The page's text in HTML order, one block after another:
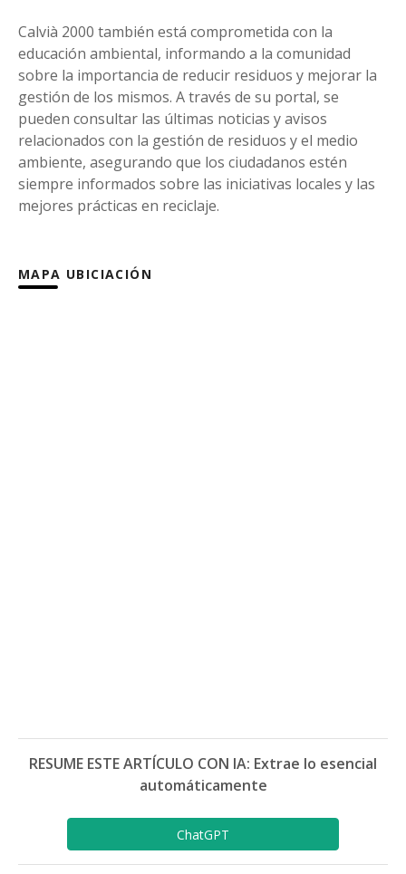
Calvià 2000 también está comprometida con la
educación ambiental, informando a la comunidad
sobre la importancia de reducir residuos y mejorar la
gestión de los mismos. A través de su portal, se
pueden consultar las últimas noticias y avisos
relacionados con la gestión de residuos y el medio
ambiente, asegurando que los ciudadanos estén
siempre informados sobre las iniciativas locales y las
mejores prácticas en reciclaje.
MAPA UBICIACIÓN
RESUME ESTE ARTÍCULO CON IA: Extrae lo esencial
automáticamente
ChatGPT